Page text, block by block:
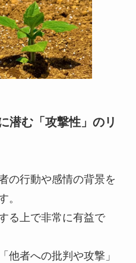
潜む「攻撃性」のリ
の行動や感情の背景を
。
る上で非常に有益で
他者への批判や攻撃」